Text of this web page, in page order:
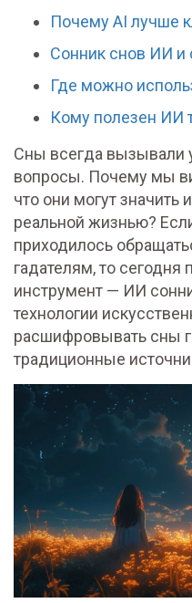
Почему AI лучше
Сонник снов ИИ и
Где можно
Кому полезен ИИ
Сны всегда вызывали
вопросы. Почему мы
что они могут значить
реальной жизнью?
приходилось
гадателям, то
инструмент — ИИ
технологии
расшифровывать сны
традиционные